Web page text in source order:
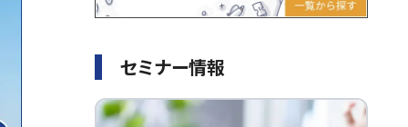
セミナー情報